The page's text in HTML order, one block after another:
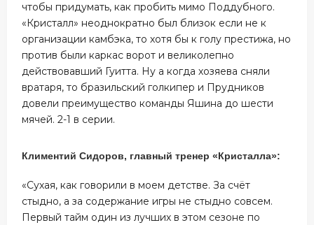
чтобы придумать, как пробить мимо Поддубного.
«Кристалл» неоднократно был близок если не к
организации камбэка, то хотя бы к голу престижа, но
против были каркас ворот и великолепно
действовавший Гуитта. Ну а когда хозяева сняли
вратаря, то бразильский голкипер и Прудников
довели преимущество команды Яшина до шести
мячей. 2-1 в серии.
Климентий Сидоров, главный тренер «Кристалла»:
«Сухая, как говорили в моем детстве. За счёт
стыдно, а за содержание игры не стыдно совсем.
Первый тайм один из лучших в этом сезоне по